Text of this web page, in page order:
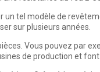
un tel modèle de
sur plusieurs années.
Vous pouvez par
de production et